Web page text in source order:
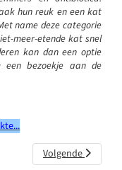
hun reuk en een kat
name deze categorie
meer-etende kat snel
kan dan een optie
een bezoekje aan de
Volgende artikel: Is
Volgende